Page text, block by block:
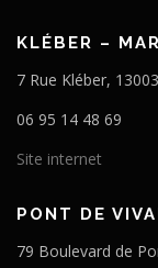
KLÉBER –
7 Rue Kléber,
06 95 14 48 69
Site internet
PONT DE
79 Boulevard de